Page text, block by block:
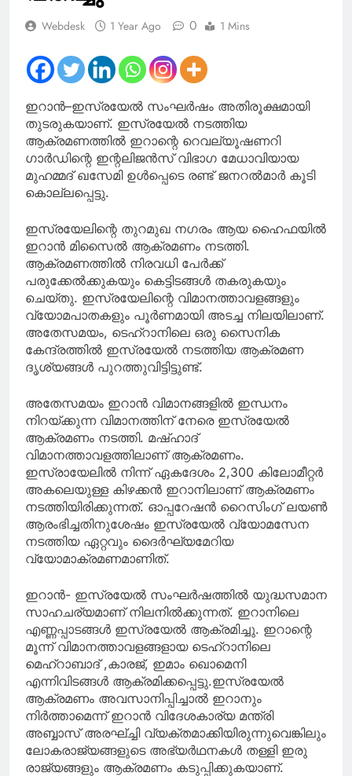
Webdesk 1 Year Ago 0 1 Mins
ഇറാൻ–ഇസ്രയേൽ സംഘർഷം അതിരൂക്ഷമായി
തുടരുകയാണ്. ഇസ്രയേൽ നടത്തിയ
ആക്രമണത്തിൽ ഇറാന്റെ റെവല്യൂഷണറി
ഗാർഡിന്റെ ഇന്റലിജൻസ് വിഭാഗ മേധാവിയായ
മുഹമ്മദ് ഖസേമി ഉൾപ്പെടെ രണ്ട് ജനറൽമാർ കൂടി
കൊല്ലപ്പെട്ടു.
ഇസ്രയേലിന്റെ തുറമുഖ നഗരം ആയ ഹൈഫയിൽ
ഇറാൻ മിസൈൽ ആക്രമണം നടത്തി.
ആക്രമണത്തിൽ നിരവധി പേർക്ക്
പരുക്കേൽക്കുകയും കെട്ടിടങ്ങൾ തകരുകയും
ചെയ്തു. ഇസ്രയേലിന്റെ വിമാനത്താവളങ്ങളും
വ്യോമപാതകളും പൂർണമായി അടച്ച നിലയിലാണ്.
അതേസമയം, ടെഹ്റാനിലെ ഒരു സൈനിക
കേന്ദ്രത്തിൽ ഇസ്രയേൽ നടത്തിയ ആക്രമണ
ദൃശ്യങ്ങൾ പുറത്തുവിട്ടിട്ടുണ്ട്.
അതേസമയം ഇറാൻ വിമാനങ്ങളിൽ ഇന്ധനം
നിറയ്ക്കുന്ന വിമാനത്തിന് നേരെ ഇസ്രയേൽ
ആക്രമണം നടത്തി. മഷ്ഹാദ്
വിമാനത്താവളത്തിലാണ് ആക്രമണം.
ഇസ്രായേലിൽ നിന്ന് ഏകദേശം 2,300 കിലോമീറ്റർ
അകലെയുള്ള കിഴക്കൻ ഇറാനിലാണ് ആക്രമണം
നടത്തിയിരിക്കുന്നത്. ഓപ്പറേഷൻ റൈസിംഗ് ലയൺ
ആരംഭിച്ചതിനുശേഷം ഇസ്രയേൽ വ്യോമസേന
നടത്തിയ ഏറ്റവും ദൈർഘ്യമേറിയ
വ്യോമാക്രമണമാണിത്.
ഇറാൻ- ഇസ്രയേൽ സംഘർഷത്തിൽ യുദ്ധസമാന
സാഹചര്യമാണ് നിലനിൽക്കുന്നത്. ഇറാനിലെ
എണ്ണപ്പാടങ്ങൾ ഇസ്രയേൽ ആക്രമിച്ചു. ഇറാന്റെ
മൂന്ന് വിമാനത്താവളങ്ങളായ ടെഹ്റാനിലെ
മെഹ്റാബാദ് ,കാരജ്, ഇമാം ഖൊമെനി
എന്നിവിടങ്ങൾ ആക്രമിക്കപ്പെട്ടു.ഇസ്രയേൽ
ആക്രമണം അവസാനിപ്പിച്ചാൽ ഇറാനും
നിർത്താമെന്ന് ഇറാൻ വിദേശകാര്യ മന്ത്രി
അബ്ബാസ് അരഘ്ച്ചി വ്യക്തമാക്കിയിരുന്നുവെങ്കിലും
ലോകരാജ്യങ്ങളുടെ അഭ്യർഥനകൾ തള്ളി ഇരു
രാജ്യങ്ങളും ആക്രമണം കടുപ്പിക്കുകയാണ്.